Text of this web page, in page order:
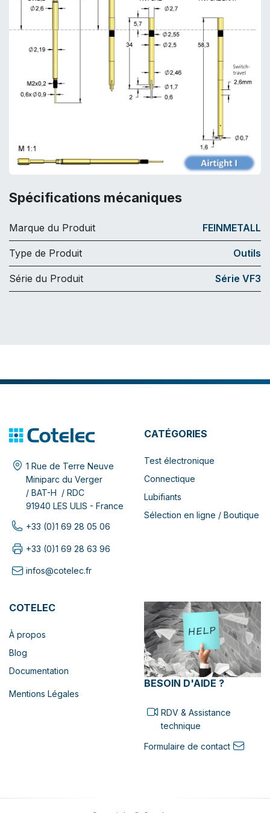
Spécifications mécaniques
Marque du Produit FEINMETALL
Type de Produit Outils
Série du Produit Série VF3
1 Rue de Terre Neuve
Miniparc du Verger
/ BAT-H / RDC
91940 LES ULIS - France
+33 (0)1 69 28 05 06
+33 (0)1 69 28 63 96
infos@cotelec.fr
CATÉGORIES
Test électronique
Connectique
Lubifiants
Sélection en ligne / Boutique
COTELEC
À propos
Blog
Documentation
Mentions Légales
BESOIN D'AIDE ?
RDV & Assistance
technique
Formulaire de contact